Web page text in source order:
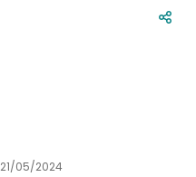
21/05/2024